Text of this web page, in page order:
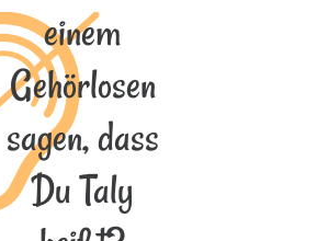
einem
Gehörlosen
sagen, dass
Du Taly